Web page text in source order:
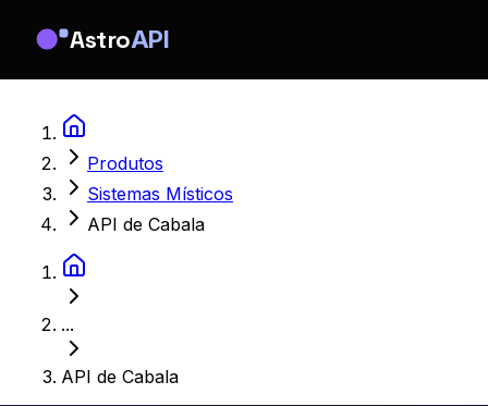
AstroAPI
Produtos
Sistemas Místicos
API de Cabala
...
API de Cabala